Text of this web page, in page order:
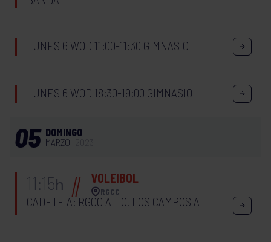
LUNES 6 WOD 11:00-11:30 GIMNASIO
LUNES 6 WOD 18:30-19:00 GIMNASIO
05 DOMINGO
MARZO
11:15h VOLEIBOL
RGCC
CADETE A: RGCC A – C. LOS CAMPOS A